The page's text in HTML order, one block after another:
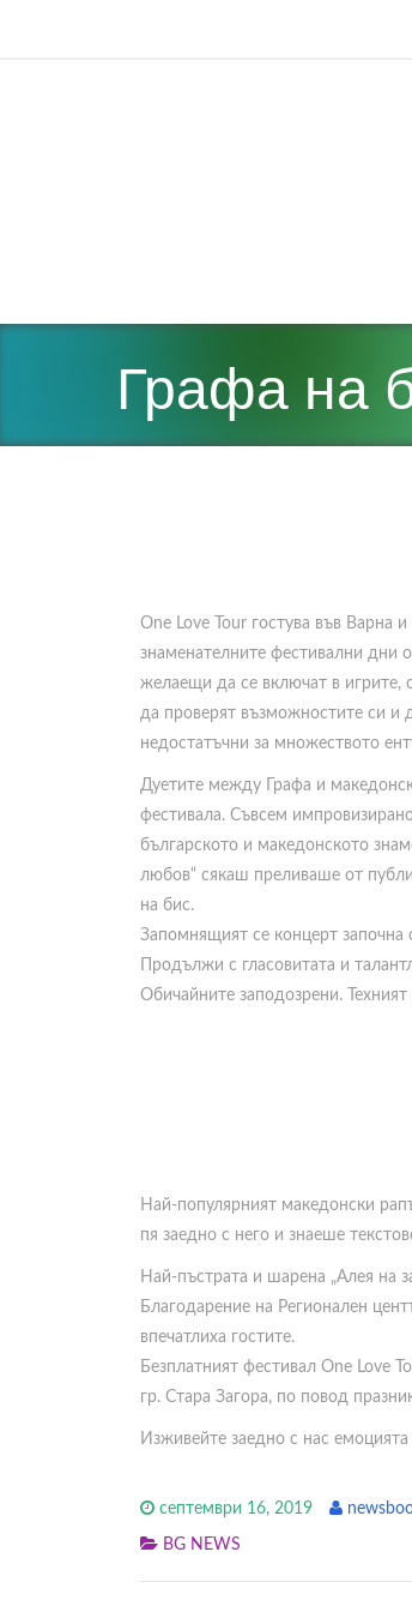
Графа на
One Love Tour гостува във Варна
знаменателните фестивални дни
желаещи да се включат в игрите,
да проверят възможностите си и
недостатъчни за множеството
Дуетите между Графа и
фестивала. Съвсем
българското и македонското
любов“ сякаш преливаше от
на бис.
Запомнящият се концерт
Продължи с гласовитата и
Обичайните заподозрени.
Най-популярният македонски
пя заедно с него и знаеше
Най-пъстрата и шарена „Алея на
Благодарение на Регионален
впечатлиха гостите.
Безплатният фестивал One Love
гр. Стара Загора, по повод
Изживейте заедно с нас
септември 16, 2019
BG NEWS